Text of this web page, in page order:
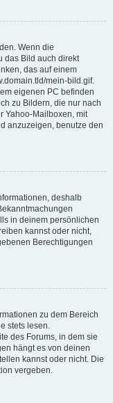
Wenn die
das Bild auch direkt
das auf einem
mein-bild.gif.
eigenen PC befinden
zu Bildern, die nur nach
Yahoo-Mailboxen, mit
anzuzeigen, benutze den
deshalb
in deinem persönlichen
kannst oder nicht,
Berechtigungen
zu dem Bereich
stets lesen.
des Forums, in dem sie
hängt es von deinen
kannst oder nicht. Die
vergeben.